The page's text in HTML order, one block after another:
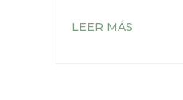
LEER MÁS